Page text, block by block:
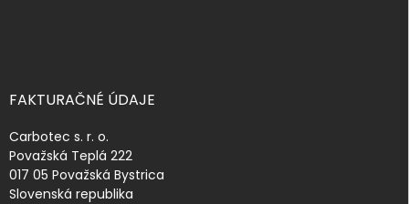
FAKTURAČNÉ ÚDAJE
Carbotec s. r. o.
Považská Teplá 222
017 05 Považská Bystrica
Slovenská republika